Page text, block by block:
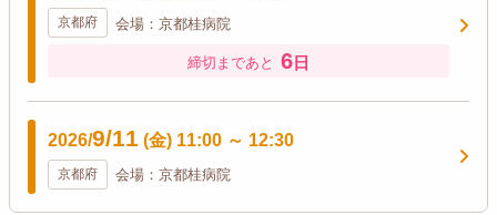
京都府 会場：京都桂病院
締切まであと 6日
2026/9/11 (金) 11:00 ～ 12:30
京都府 会場：京都桂病院